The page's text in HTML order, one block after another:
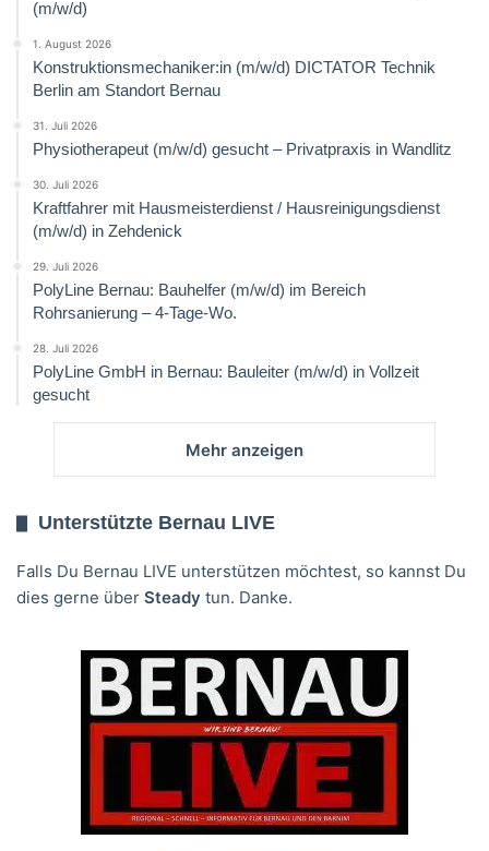
(m/w/d)
1. August 2026
Konstruktionsmechaniker:in (m/w/d) DICTATOR Technik
Berlin am Standort Bernau
31. Juli 2026
Physiotherapeut (m/w/d) gesucht – Privatpraxis in Wandlitz
30. Juli 2026
Kraftfahrer mit Hausmeisterdienst / Hausreinigungsdienst
(m/w/d) in Zehdenick
29. Juli 2026
PolyLine Bernau: Bauhelfer (m/w/d) im Bereich
Rohrsanierung – 4-Tage-Wo.
28. Juli 2026
PolyLine GmbH in Bernau: Bauleiter (m/w/d) in Vollzeit
gesucht
Mehr anzeigen
Unterstützte Bernau LIVE
Falls Du Bernau LIVE unterstützen möchtest, so kannst Du
dies gerne über Steady tun. Danke.